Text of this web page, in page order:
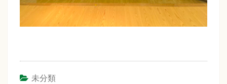
未分類